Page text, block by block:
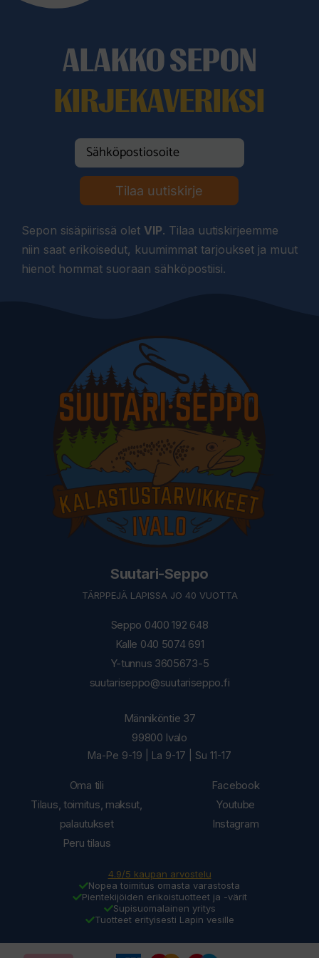
ALAKKO SEPON
KIRJEKAVERIKSI
Tilaa uutiskirje
Sepon sisäpiirissä olet VIP. Tilaa uutiskirjeemme
niin saat erikoisedut, kuumimmat tarjoukset ja muut
hienot hommat suoraan sähköpostiisi.
Suutari-Seppo
TÄRPPEJÄ LAPISSA JO 40 VUOTTA
Seppo 0400 192 648
Kalle 040 5074 691
Y-tunnus 3605673-5
suutariseppo@suutariseppo.fi
Oma tili
Tilaus, toimitus, maksut,
palautukset
Peru tilaus
Männiköntie 37
99800 Ivalo
Ma-Pe 9-19 | La 9-17 | Su 11-17
Facebook
Youtube
Instagram
4.9/5 kaupan arvostelu
Nopea toimitus omasta varastosta
Pientekijöiden erikoistuotteet ja -värit
Supisuomalainen yritys
Tuotteet erityisesti Lapin vesille